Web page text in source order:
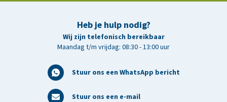
Heb je hulp nodig?
Wij zijn telefonisch bereikbaar
Maandag t/m vrijdag: 08:30 - 13:00 uur
Stuur ons een WhatsApp bericht
Stuur ons een e-mail